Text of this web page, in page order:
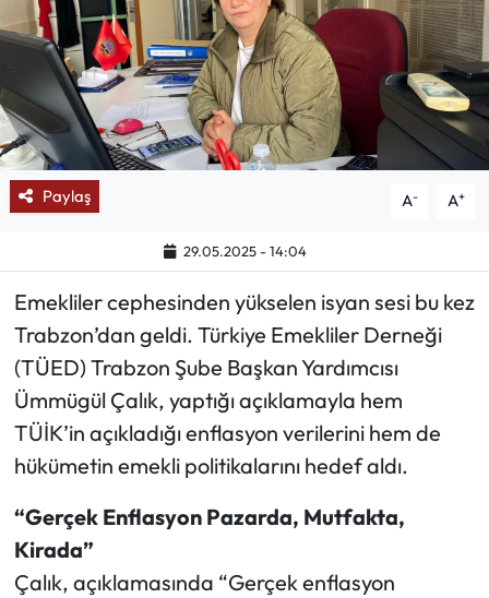
Paylaş A- A+
29.05.2025 - 14:04
Emekliler cephesinden yükselen isyan sesi bu kez
Trabzon’dan geldi. Türkiye Emekliler Derneği
(TÜED) Trabzon Şube Başkan Yardımcısı
Ümmügül Çalık, yaptığı açıklamayla hem
TÜİK’in açıkladığı enflasyon verilerini hem de
hükümetin emekli politikalarını hedef aldı.
“Gerçek Enflasyon Pazarda, Mutfakta,
Kirada”
Çalık, açıklamasında “Gerçek enflasyon
Karikatür Galeri
BIK
ASTROLOJİ
Ekonomi
Sağlık
Turizm
Teknoloji